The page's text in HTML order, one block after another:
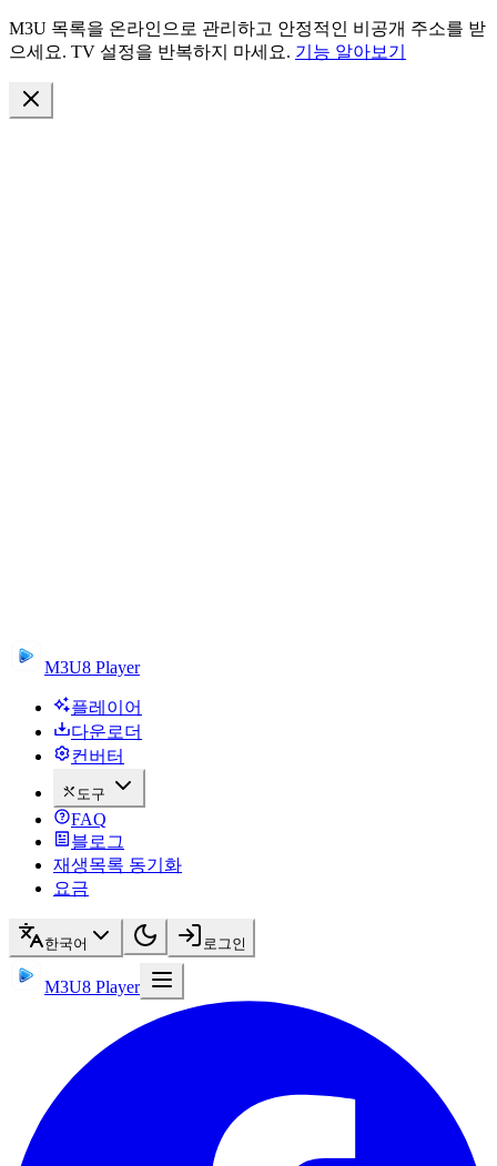
M3U 목록을 온라인으로 관리하고 안정적인 비공개 주소를 받
으세요. TV 설정을 반복하지 마세요. 기능 알아보기
M3U8 Player
플레이어
다운로더
컨버터
도구
FAQ
블로그
재생목록 동기화
요금
한국어 로그인
M3U8 Player